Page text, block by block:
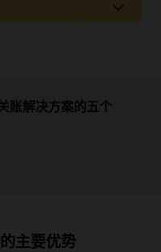
签署方和通知，确保
财务关账流程。
或 SAP ERP。打通众多
简化了日记账分录的创
账解决方案的五个
主要优势